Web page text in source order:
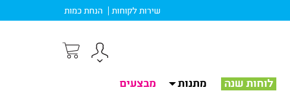
שירות לקוחות הנחת כמות
לוחות שנה מתנות מבצעים